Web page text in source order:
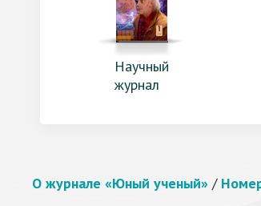
Научный
журнал
О журнале «Юный ученый» /